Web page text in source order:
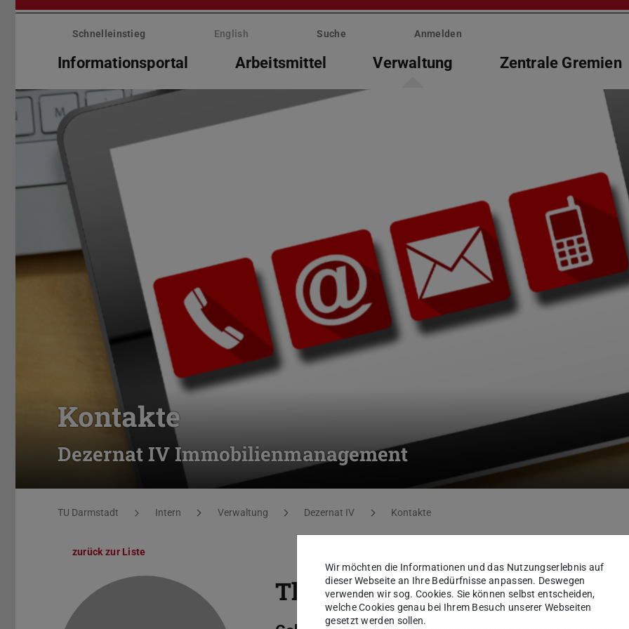
Menü
überspringenSchnelleinstieg English Suche Anmelden
Informationsportal Arbeitsmittel Verwaltung Zentrale Gremien
Kontakte
Dezernat IV Immobilienmanagement
Sie befinden sich hier:
TU Darmstadt Intern Verwaltung Dezernat IV Kontakte
zurück zur Liste
Thomas Geistlinger-Miehle
Wir möchten die Informationen und das Nutzungserlebnis auf
dieser Webseite an Ihre Bedürfnisse anpassen. Deswegen
verwenden wir sog. Cookies. Sie können selbst entscheiden,
welche Cookies genau bei Ihrem Besuch unserer Webseiten
gesetzt werden sollen.